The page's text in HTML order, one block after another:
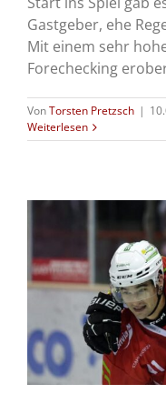
Gastgeber, ehe
Mit einem sehr
Forechecking
VonTorsten Pretzsch |
Weiterlesen